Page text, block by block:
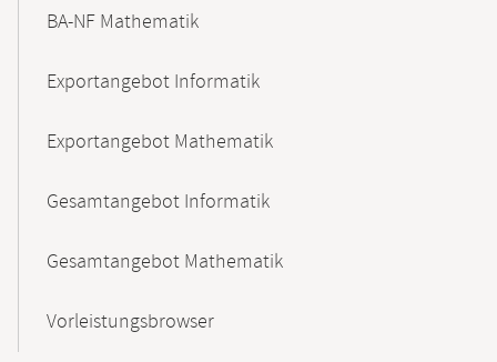
BA-NF Mathematik
Exportangebot Informatik
Exportangebot Mathematik
Gesamtangebot Informatik
Gesamtangebot Mathematik
Vorleistungsbrowser